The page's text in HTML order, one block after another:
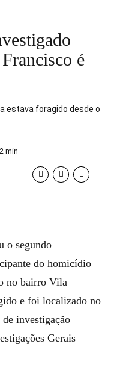
é
estava foragido desde o
2 min
do homicídio
no bairro Vila
e foi localizado no
investigação
Gerais